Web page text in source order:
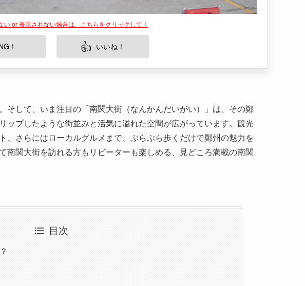
い or 表示されない場合は、こちらをクリックして！
！ 👍 いいね！
そして、いま注目の「南関大街（なんかんだいがい）」は、その鄭
ップしたような街並みと活気に溢れた空間が広がっています。観光
、さらにはローカルグルメまで、ぶらぶら歩くだけで鄭州の魅力を
南関大街を訪れる方もリピーターも楽しめる、見どころ満載の南関
目次